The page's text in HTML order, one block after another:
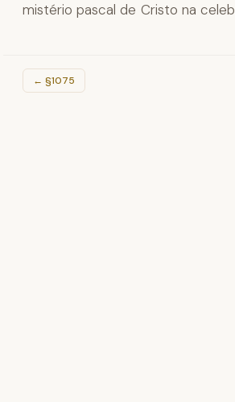
mistério pascal de Cristo na
← §1075